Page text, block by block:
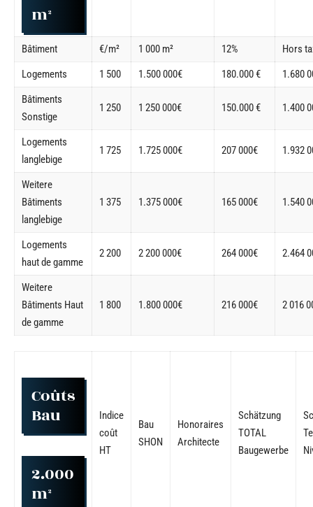
m²
Bâtiment €/m² 1 000 m² 12%
Hors
Logements
1 500 1.500 000€ 180.000 €
1.680
Bâtiments
Sonstige
1 250 1 250 000€ 150.000 € 1.400
Logements
langlebige
1 725 1.725 000€ 207 000€ 1.932
Weitere
Bâtiments
langlebige
1 375 1.375 000€ 165 000€ 1.540
Logements
haut de gamme
2 200 2 200 000€ 264 000€ 2.464
Weitere
Bâtiments Haut
de gamme
1 800 1.800 000€ 216 000€ 2 016
Coûts
Bau
2.000
m²
Indice
coût
HT
Bau
SHON
Honoraires
Architecte
Schätzung
TOTAL
Baugewerbe